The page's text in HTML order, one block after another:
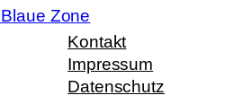
Kontakt
Impressum
Datenschutz